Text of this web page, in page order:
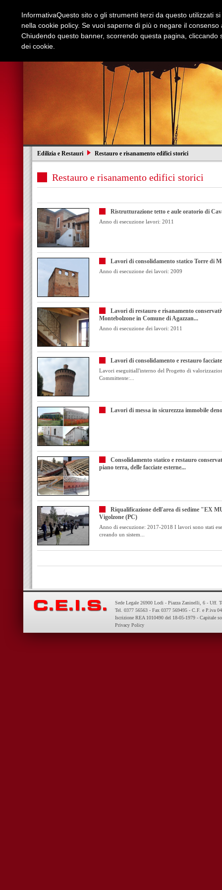
Edilizia e Restauri Restauro e risanamento edifici storici
Restauro e risanamento edifici storici
Ristrutturazione tetto e aule oratorio di
Anno di esecuzione lavori: 2011
Lavori di consolidamento statico Torre di
Anno di esecuzione dei lavori: 2009
Lavori di restauro e risanamento
Montebolzone in Comune di Agazzan...
Anno di esecuzione dei lavori: 2011
Lavori di consolidamento e restauro
Lavori eseguitiall'interno del Progetto di
Committente:...
Lavori di messa in sicurezzza immobile
Consolidamento statico e restauro
piano terra, delle facciate esterne...
Riqualificazione dell'area di sedime "EX
Vigolzone (PC)
Anno di esecuzione: 2017-2018 I lavori sono stati
creando un sistem...
Sede Legale 26900 Lodi - Piazza Zaninelli, 6 - Uff.
Tel. 0377 56563 - Fax 0377 569495 - C.F. e P.iva
Iscrizione REA 1010490 del 18-05-1979 - Capitale
Privacy Policy
InformativaQuesto sito o gli strumenti terzi da questo utilizzati
nella cookie policy. Se vuoi saperne di più o negare il
Chiudendo questo banner, scorrendo questa pagina,
dei cookie.